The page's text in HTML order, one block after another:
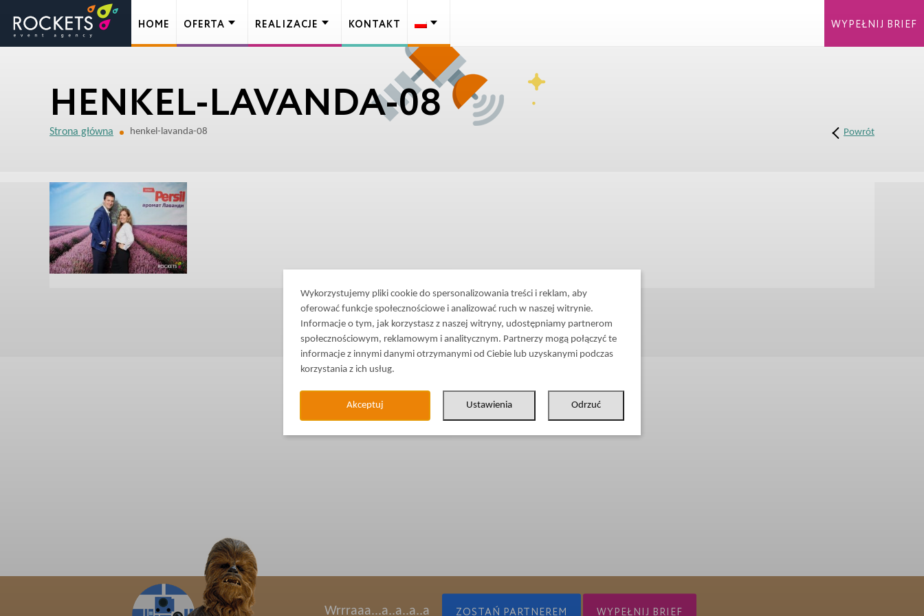
HENKEL-LAVANDA-08
Strona główna henkel-lavanda-08 Powrót
Wrrraaa...a..a..a..a ZOSTAŃ PARTNEREM WYPEŁNIJ BRIEF
HOME OFERTA REALIZACJE KONTAKT WYPEŁNIJ BRIEF
Wykorzystujemy pliki cookie do spersonalizowania treści i reklam, aby
oferować funkcje społecznościowe i analizować ruch w naszej witrynie.
Informacje o tym, jak korzystasz z naszej witryny, udostępniamy partnerom
społecznościowym, reklamowym i analitycznym. Partnerzy mogą połączyć te
informacje z innymi danymi otrzymanymi od Ciebie lub uzyskanymi podczas
korzystania z ich usług.
Akceptuj Ustawienia Odrzuć